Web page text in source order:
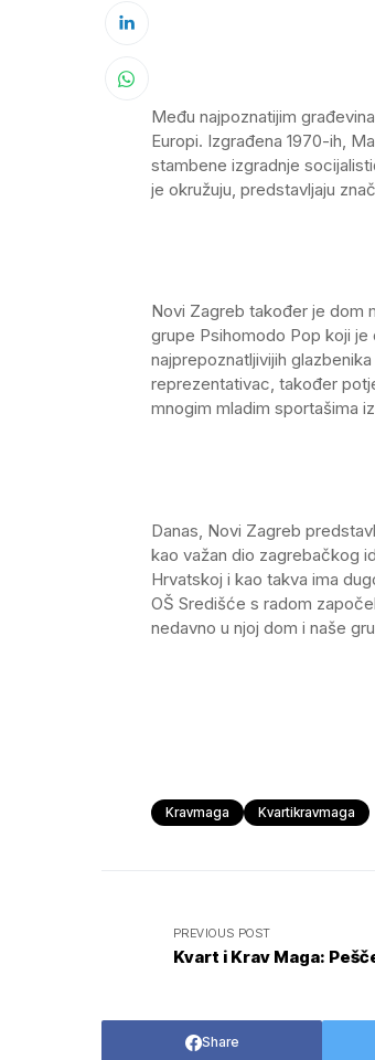
Među najpoznatijim
Europi. Izgrađena 1970-ih,
stambene izgradnje
je okružuju, predstavljaju
Novi Zagreb također je dom
grupe Psihomodo Pop koji je
najprepoznatljivijih
reprezentativac, također
mnogim mladim sportašima
Danas, Novi Zagreb
kao važan dio zagrebačkog
Hrvatskoj i kao takva ima
OŠ Središće s radom
nedavno u njoj dom i naše
Kravmaga Kvartikravmaga
PREVIOUS POST
Kvart i Krav Maga:
Share